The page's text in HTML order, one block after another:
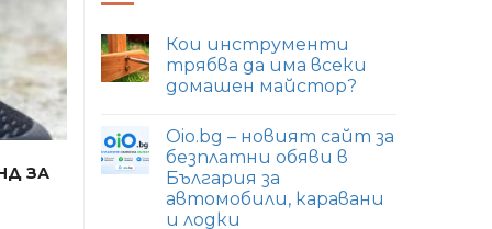
за
Кои инструменти
трябва да има всеки
домашен майстор?
за
Кои
инструменти
трябва
да
има
всеки
Oio.bg – новият сайт за
безплатни обяви в
България за
автомобили, каравани
и лодки